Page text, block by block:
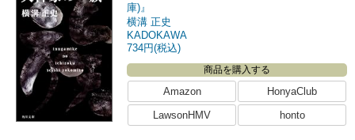
庫)』
横溝 正史
KADOKAWA
734円(税込)
商品を購入する
Amazon
HonyaClub
LawsonHMV
honto